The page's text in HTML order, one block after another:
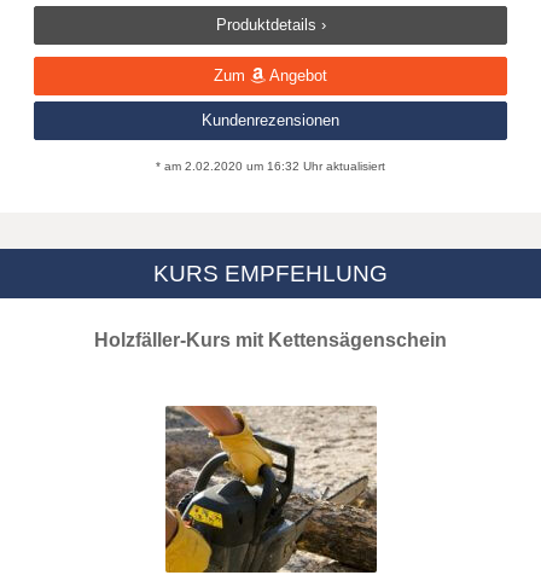
Produktdetails ›
Zum Angebot
Kundenrezensionen
* am 2.02.2020 um 16:32 Uhr aktualisiert
KURS EMPFEHLUNG
Holzfäller-Kurs mit Kettensägenschein